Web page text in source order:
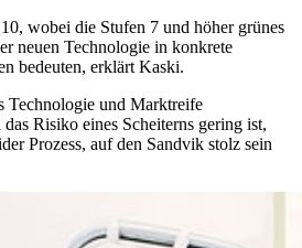
wobei die Stufen 7 und höher grünes
neuen Technologie in konkrete
bedeuten, erklärt Kaski.
Technologie und Marktreife
Risiko eines Scheiterns gering ist,
Prozess, auf den Sandvik stolz sein